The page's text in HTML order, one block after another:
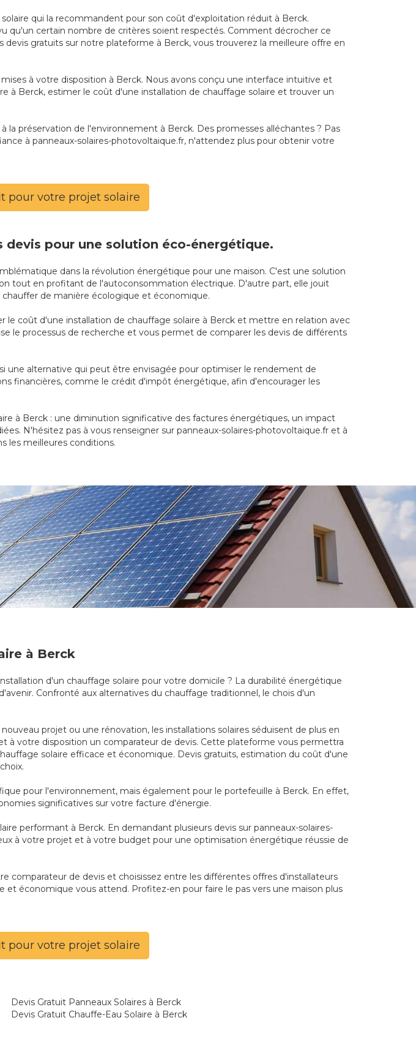
qui la recommandent pour son coût d'exploitation réduit à Berck.
qu'un certain nombre de critères soient respectés. Comment décrocher ce
gratuits sur notre plateforme à Berck, vous trouverez la meilleure offre en
à votre disposition à Berck. Nous avons conçu une interface intuitive et
à Berck, estimer le coût d'une installation de chauffage solaire et trouver un
préservation de l'environnement à Berck. Des promesses alléchantes ? Pas
à panneaux-solaires-photovoltaique.fr, n'attendez plus pour obtenir votre
pour votre projet solaire
pour une solution éco-énergétique.
dans la révolution énergétique pour une maison. C'est une solution
tout en profitant de l'autoconsommation électrique. D'autre part, elle jouit
de manière écologique et économique.
le coût d'une installation de chauffage solaire à Berck et mettre en relation avec
le processus de recherche et vous permet de comparer les devis de différents
une alternative qui peut être envisagée pour optimiser le rendement de
financières, comme le crédit d'impôt énergétique, afin d'encourager les
à Berck : une diminution significative des factures énergétiques, un impact
N'hésitez pas à vous renseigner sur panneaux-solaires-photovoltaique.fr et à
les meilleures conditions.
à Berck
d'un chauffage solaire pour votre domicile ? La durabilité énergétique
Confronté aux alternatives du chauffage traditionnel, le chois d'un
projet ou une rénovation, les installations solaires séduisent de plus en
à votre disposition un comparateur de devis. Cette plateforme vous permettra
solaire efficace et économique. Devis gratuits, estimation du coût d'une
pour l'environnement, mais également pour le portefeuille à Berck. En effet,
significatives sur votre facture d'énergie.
performant à Berck. En demandant plusieurs devis sur panneaux-solaires-
à votre projet et à votre budget pour une optimisation énergétique réussie de
comparateur de devis et choisissez entre les différentes offres d'installateurs
économique vous attend. Profitez-en pour faire le pas vers une maison plus
pour votre projet solaire
Devis Gratuit Panneaux Solaires à Berck
Devis Gratuit Chauffe-Eau Solaire à Berck